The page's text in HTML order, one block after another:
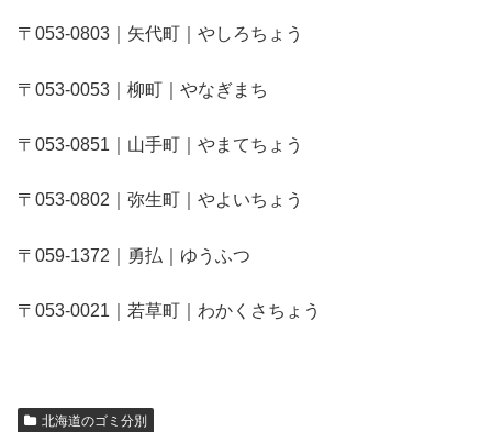
〒053-0803｜矢代町｜やしろちょう
〒053-0053｜柳町｜やなぎまち
〒053-0851｜山手町｜やまてちょう
〒053-0802｜弥生町｜やよいちょう
〒059-1372｜勇払｜ゆうふつ
〒053-0021｜若草町｜わかくさちょう
北海道のゴミ分別